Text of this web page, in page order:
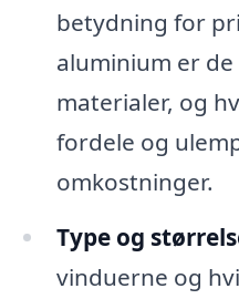
betydning for
aluminium er
materialer, og
fordele og
omkostninger.
Type og
vinduerne og